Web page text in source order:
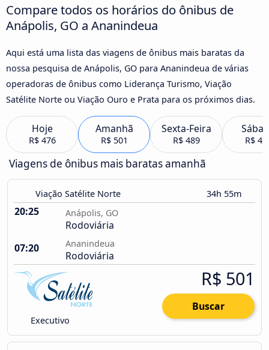
Compare todos os horários do ônibus de
Anápolis, GO a Ananindeua
Aqui está uma lista das viagens de ônibus mais baratas da
nossa pesquisa de Anápolis, GO para Ananindeua de várias
operadoras de ônibus como Liderança Turismo, Viação
Satélite Norte ou Viação Ouro e Prata para os próximos dias.
Hoje
R$ 476
Amanhã
R$ 501
Sexta-Feira
R$ 489 R$
Viagens de ônibus mais baratas amanhã
Viação Satélite Norte 34h 55m
20:25 Anápolis, GO
Rodoviária
07:20
Ananindeua
Rodoviária
Executivo
R$ 501
Buscar